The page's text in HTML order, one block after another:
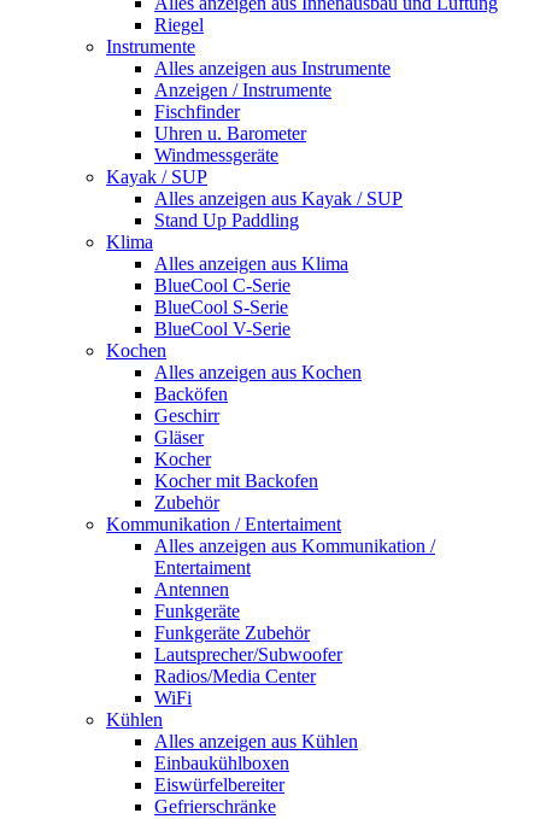
Riegel
Instrumente
Alles anzeigen aus Instrumente
Anzeigen / Instrumente
Fischfinder
Uhren u. Barometer
Windmessgeräte
Kayak / SUP
Alles anzeigen aus Kayak / SUP
Stand Up Paddling
Klima
Alles anzeigen aus Klima
BlueCool C-Serie
BlueCool S-Serie
BlueCool V-Serie
Kochen
Alles anzeigen aus Kochen
Backöfen
Geschirr
Gläser
Kocher
Kocher mit Backofen
Zubehör
Kommunikation / Entertaiment
Alles anzeigen aus Kommunikation /
Entertaiment
Antennen
Funkgeräte
Funkgeräte Zubehör
Lautsprecher/Subwoofer
Radios/Media Center
WiFi
Kühlen
Alles anzeigen aus Kühlen
Einbaukühlboxen
Eiswürfelbereiter
Gefrierschränke